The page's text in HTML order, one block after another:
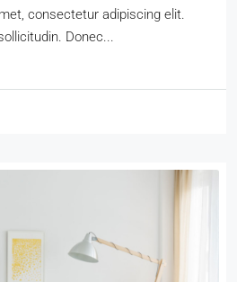
consectetur adipiscing elit.
Donec...